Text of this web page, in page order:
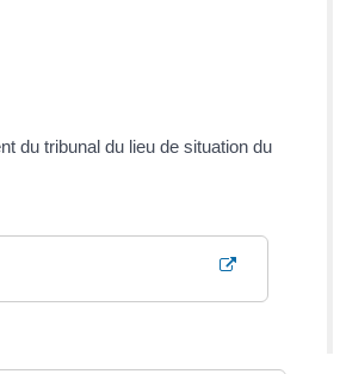
du tribunal du lieu de situation du